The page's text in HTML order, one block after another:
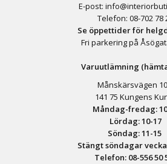
E-post:
Telefon: 08-702 78
Se öppettider för
Fri parkering på
Varuutlämning
Månskärsvägen
141 75 Kungens
Måndag-fredag:
Lördag: 10-17
Söndag: 11-15
Stängt söndagar vecka
Telefon: 08-556 50